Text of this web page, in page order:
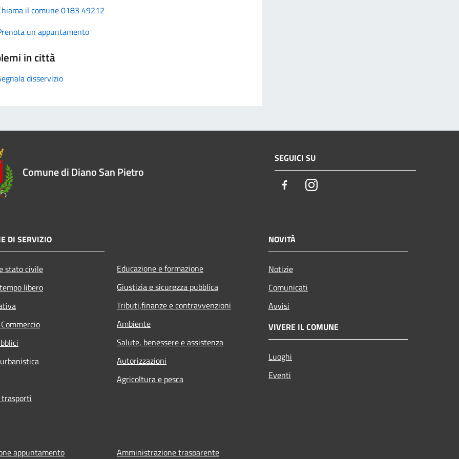
il comune 0183 49212
un appuntamento
in città
disservizio
Comune di Diano San Pietro
SEGUICI SU
FacebookInstagram
DI SERVIZIO
stato civile
libero
Educazione e formazione
Giustizia e sicurezza pubblica
Tributi,finanze e contravvenzioni
Ambiente
Salute, benessere e assistenza
Autorizzazioni
Agricoltura e pesca
NOVITÀ
Notizie
Comunicati
Avvisi
VIVERE IL COMUNE
Luoghi
Eventi
appuntamento Amministrazione trasparente